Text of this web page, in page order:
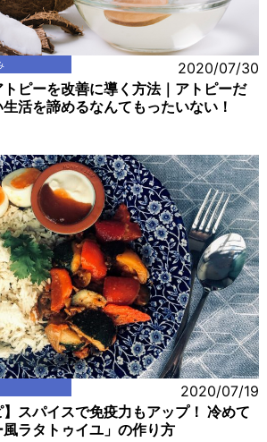
2020/07/30
ピーを改善に導く方法｜アトピーだ
活を諦めるなんてもったいない！
2020/07/19
】スパイスで免疫力もアップ！ 冷めて
ラタトゥイユ」の作り方